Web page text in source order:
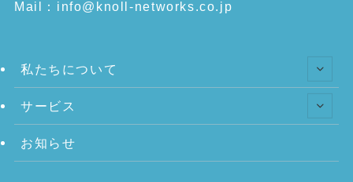
Mail：info@knoll-networks.co.jp
私たちについて
サービス
お知らせ